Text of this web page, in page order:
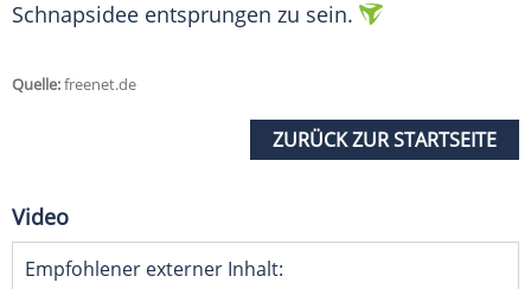
Schnapsidee entsprungen zu sein.
Quelle:freenet.de
ZURÜCK ZUR STARTSEITE
Video
Empfohlener externer Inhalt: